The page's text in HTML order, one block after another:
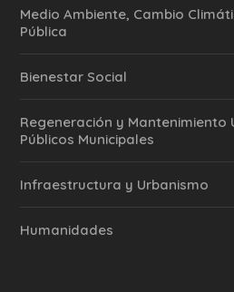
Medio Ambiente, Cambio
Pública
Bienestar Social
Regeneración y Mantenimiento
Públicos Municipales
Infraestructura y Urbanismo
Humanidades